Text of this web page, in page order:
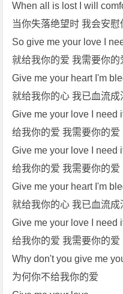
When all is lost I will
当你失落绝望时 我会安慰
So give me your love I
就给我你的爱 我需要你的
Give me your heart I'm
就给我你的心 我已血流成
Give me your love I need
给我你的爱 我需要你的爱
Give me your love I need
给我你的爱 我需要你的爱
Give me your heart I'm
就给我你的心 我已血流成
Give me your love I need
给我你的爱 我需要你的爱
Why don't you give me
为何你不给我你的爱